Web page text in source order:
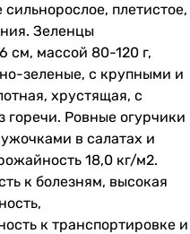
плетистое,
Зеленцы
см, массой 80-120 г,
зеленые, с крупными и
хрустящая, с
горечи. Ровные огурчики
в салатах и
18,0 кг/м2.
к болезням, высокая
к транспортировке и